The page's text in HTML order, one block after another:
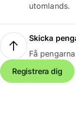
utomlands.
Skicka
Få
Registrera dig